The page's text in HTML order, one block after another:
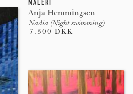
MALERI
Anja Hemmingsen
Nadia (Night swimming)
7.300 DKK